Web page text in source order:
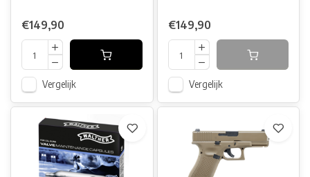
€149,90
Vergelijk
€149,90
Vergelijk